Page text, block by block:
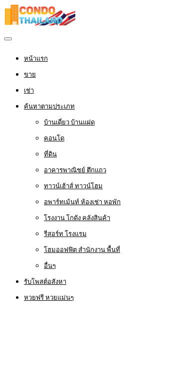
หน้าแรก
ขาย
เช่า
ค้นหาตามประเภท
บ้านเดี่ยว บ้านแฝด
คอนโด
ที่ดิน
อาคารพาณิชย์ ตึกแถว
ทาวน์เฮ้าส์ ทาวน์โฮม
อพาร์ทเม้นท์ ห้องเช่า หอพัก
โรงงาน โกดัง คลังสินค้า
รีสอร์ท โรงแรม
โฮมออฟฟิต สำนักงาน พื้นที่
อื่นๆ
รับโพสต์อสังหา
หวยฟรี หวยแม่นๆ